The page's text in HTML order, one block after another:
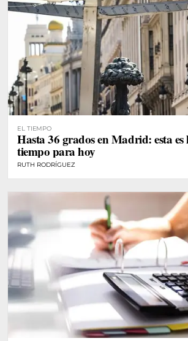
EL TIEMPO
Hasta 36 grados en Madrid: esta
tiempo para hoy
RUTH RODRÍGUEZ